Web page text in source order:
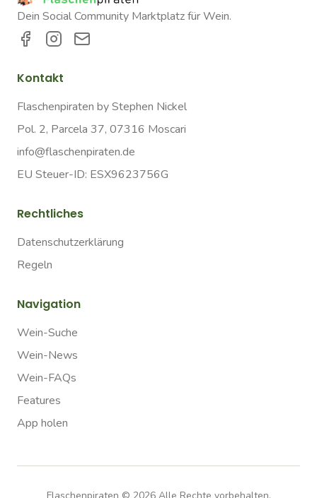
Dein Social Community Marktplatz für Wein.
Kontakt
Flaschenpiraten by Stephen Nickel
Pol. 2, Parcela 37, 07316 Moscari
info@flaschenpiraten.de
EU Steuer-ID: ESX9623756G
Rechtliches
Datenschutzerklärung
Regeln
Navigation
Wein-Suche
Wein-News
Wein-FAQs
Features
App holen